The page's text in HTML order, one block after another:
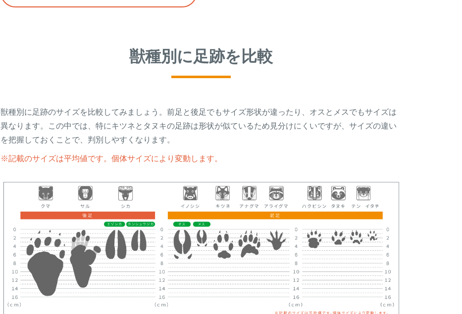
獣種別に足跡を比較
獣種別に足跡のサイズを比較してみましょう。前足と後足でもサイズ形状が違ったり、オスとメスでもサイズは
異なります。この中では、特にキツネとタヌキの足跡は形状が似ているため見分けにくいですが、サイズの違い
を把握しておくことで、判別しやすくなります。
※記載のサイズは平均値です。個体サイズにより変動します。